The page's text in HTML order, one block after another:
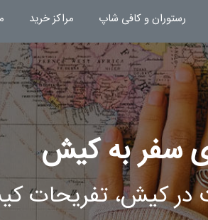
رستوران و کافی شاپ مراکز خرید
سفر به کیش
در کیش،